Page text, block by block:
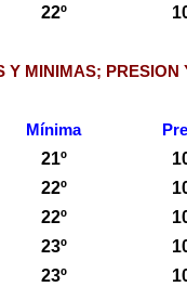
22º
Y MINIMAS; PRESION
Mínima
21º
22º
22º
23º
23º